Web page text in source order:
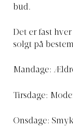
bud.
Det er fast
solgt på
Mandage:
Tirsdage:
Onsdage: